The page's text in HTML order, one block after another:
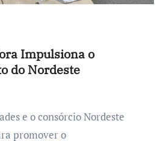
Impulsiona o
do Nordeste
promover o